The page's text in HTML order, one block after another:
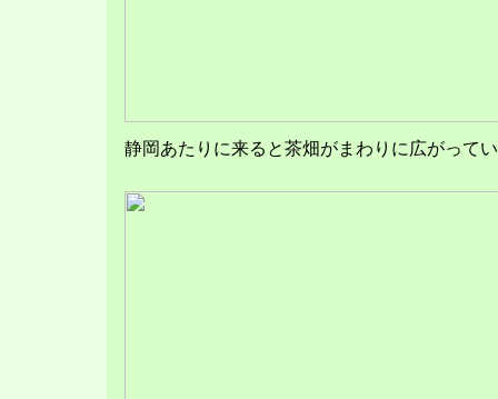
静岡あたりに来ると茶畑がまわりに広がって